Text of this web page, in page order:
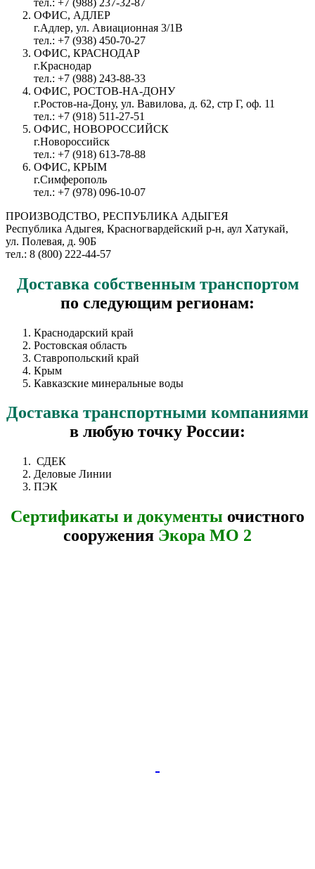
ОФИС, АДЛЕР
г.Адлер, ул. Авиационная 3/1В
тел.: +7 (938) 450-70-27
ОФИС, КРАСНОДАР
г.Краснодар
тел.: +7 (988) 243-88-33
ОФИС, РОСТОВ-НА-ДОНУ
г.Ростов-на-Дону, ул. Вавилова, д. 62, стр Г, оф. 11
тел.: +7 (918) 511-27-51
ОФИС, НОВОРОССИЙСК
г.Новороссийск
тел.: +7 (918) 613-78-88
ОФИС, КРЫМ
г.Симферополь
тел.: +7 (978) 096-10-07
ПРОИЗВОДСТВО, РЕСПУБЛИКА АДЫГЕЯ
Республика Адыгея, Красногвардейский р-н, аул Хатукай,
ул. Полевая, д. 90Б
тел.: 8 (800) 222-44-57
Доставка собственным транспортом
по следующим регионам:
Краснодарский край
Ростовская область
Ставропольский край
Крым
Кавказские минеральные воды
Доставка транспортными компаниями
в любую точку России:
СДЕК
Деловые Линии
ПЭК
Сертификаты и документы очистного
сооружения Экора МО 2